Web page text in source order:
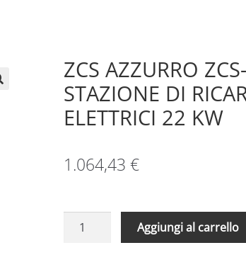
ZCS AZZURRO
STAZIONE DI
ELETTRICI 22 KW
1.064,43 €
ZCS
Aggiungi al carrello